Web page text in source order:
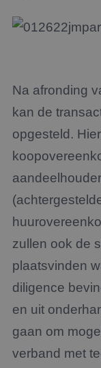
Na afronding
kan de
opgesteld.
zullen ook de
plaatsvinden
diligence
en uit
gaan om
verband met